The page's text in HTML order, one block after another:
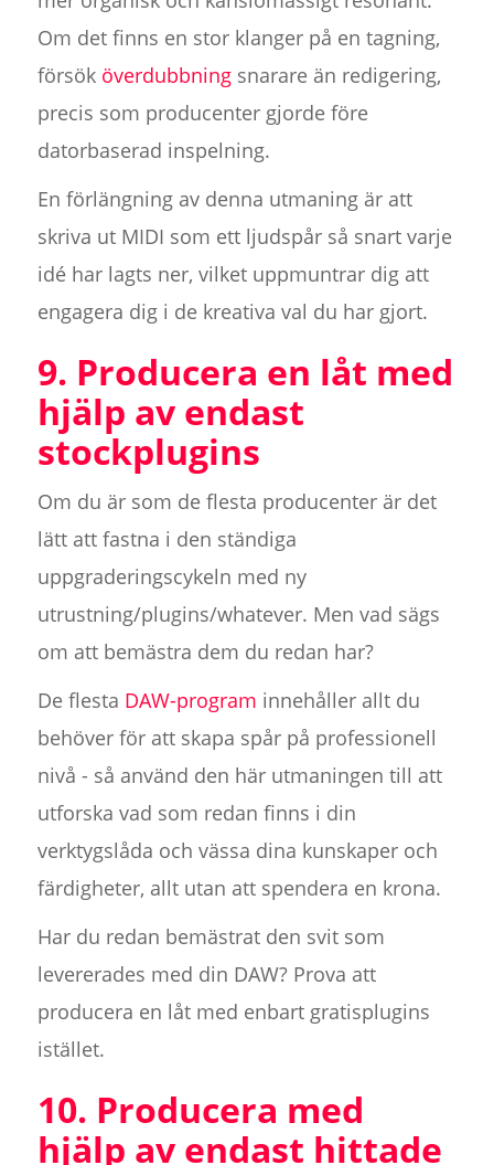
Om det finns en stor klanger på en tagning,
försök överdubbningsnarare än redigering,
precis som producenter gjorde före
datorbaserad inspelning.
En förlängning av denna utmaning är att
skriva ut MIDI som ett ljudspår så snart varje
idé har lagts ner, vilket uppmuntrar dig att
engagera dig i de kreativa val du har gjort.
9. Producera en låt med
hjälp av endast
stockplugins
Om du är som de flesta producenter är det
lätt att fastna i den ständiga
uppgraderingscykeln med ny
utrustning/plugins/whatever. Men vad sägs
om att bemästra dem du redan har?
De flesta DAW-program innehåller allt du
behöver för att skapa spår på professionell
nivå - så använd den här utmaningen till att
utforska vad som redan finns i din
verktygslåda och vässa dina kunskaper och
färdigheter, allt utan att spendera en krona.
Har du redan bemästrat den svit som
levererades med din DAW? Prova att
producera en låt med enbart gratisplugins
istället.
10. Producera med
hjälp av endast hittade